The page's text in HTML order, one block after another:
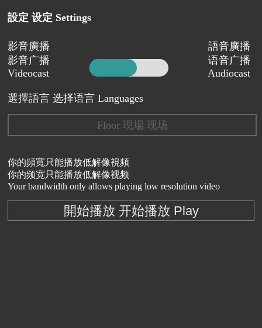
設定 设定 Settings
影音廣播
影音广播
Videocast
語音廣播
语音广播
Audiocast
選擇語言 选择语言 Languages
Floor 現場 现场
你的頻寬只能播放低解像視頻
你的频宽只能播放低解像视频
Your bandwidth only allows playing low resolution video
開始播放 开始播放 Play